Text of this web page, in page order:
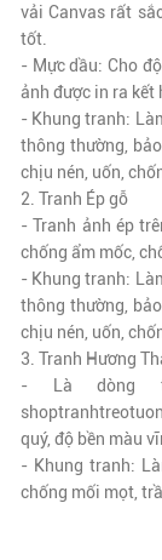
vải Canvas rất
tốt.
- Mực dầu: Cho
ảnh được in ra kết
- Khung tranh:
thông thường,
chịu nén, uốn,
2. Tranh Ép gỗ
- Tranh ảnh ép
chống ẩm mốc,
- Khung tranh:
thông thường,
chịu nén, uốn,
3. Tranh Hương
- Là dòng
quý, độ bền màu
- Khung tranh:
chống mối mọt,